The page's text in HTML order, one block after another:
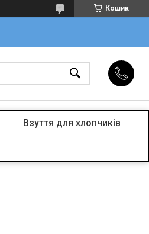
Кошик
Взуття для хлопчиків